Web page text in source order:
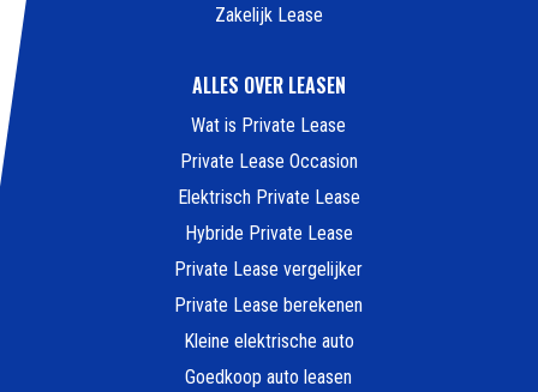
Zakelijk Lease
ALLES OVER LEASEN
Wat is Private Lease
Private Lease Occasion
Elektrisch Private Lease
Hybride Private Lease
Private Lease vergelijker
Private Lease berekenen
Kleine elektrische auto
Goedkoop auto leasen